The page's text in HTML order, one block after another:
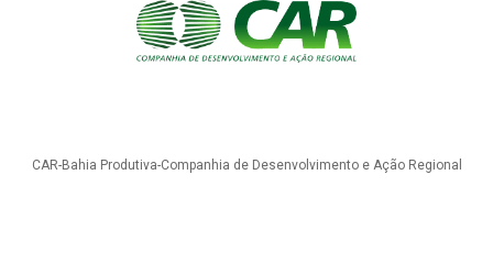
CAR-Bahia Produtiva-Companhia de Desenvolvimento e Ação Regional